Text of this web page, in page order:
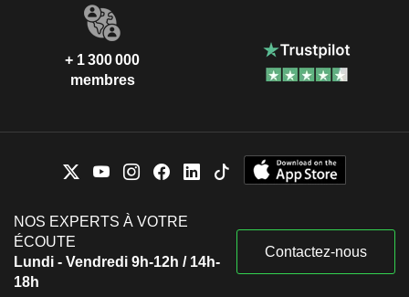
+ 1 300 000
membres
NOS EXPERTS À VOTRE
ÉCOUTE
Lundi - Vendredi 9h-12h / 14h-
18h
Contactez-nous